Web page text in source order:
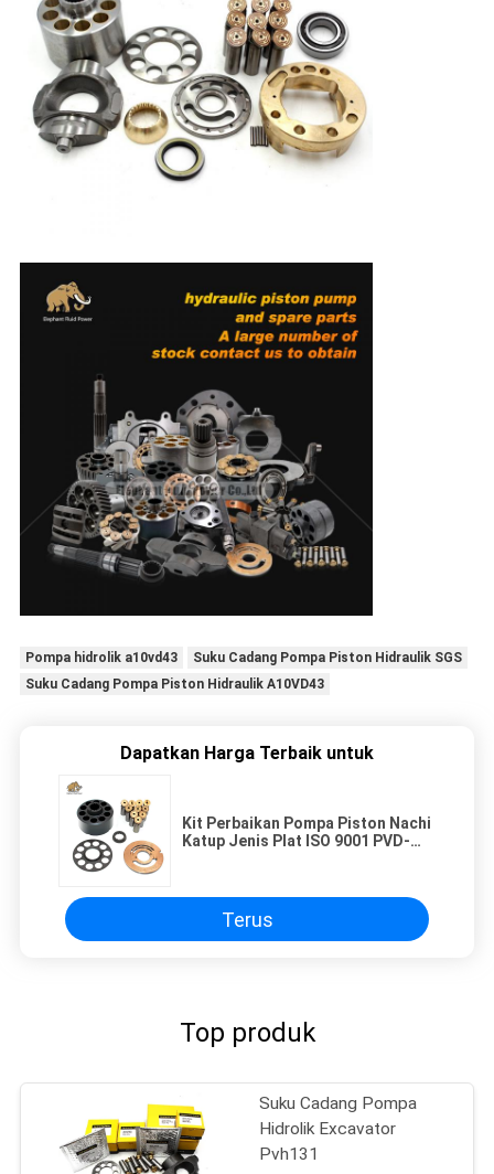
Pompa hidrolik a10vd43
Suku Cadang Pompa Piston Hidraulik SGS
Suku Cadang Pompa Piston Hidraulik A10VD43
Dapatkan Harga Terbaik untuk
Kit Perbaikan Pompa Piston Nachi
Katup Jenis Plat ISO 9001 PVD-
Terus
Top produk
Suku Cadang Pompa
Hidrolik Excavator
Pvh131